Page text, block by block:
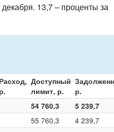
13,7 – проценты за
Расход,
р.
Доступный
лимит, р.
р.
54 760,3
5 239,7
55 760,3
4 239,7